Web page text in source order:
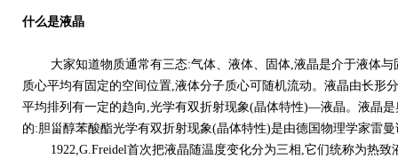
什么是液晶
大家知道物质通常有三态:气体、液体、固体,液晶是介于液体与
质心平均有固定的空间位置,液体分子质心可随机流动。液晶由长形
平均排列有一定的趋向,光学有双折射现象(晶体特性)—液晶。液晶
的:胆甾醇苯酸酯光学有双折射现象(晶体特性)是由德国物理学家雷
1922,G.Freidel首次把液晶随温度变化分为三相,它们统称为热致